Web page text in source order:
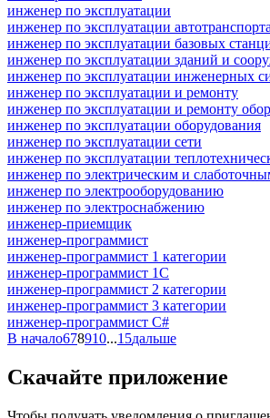
инженер по эксплуатации
инженер по эксплуатации автотранспорта
инженер по эксплуатации базовых
инженер по эксплуатации зданий и
инженер по эксплуатации инженерных
инженер по эксплуатации и ремонту
инженер по эксплуатации и ремонту
инженер по эксплуатации оборудования
инженер по эксплуатации сети
инженер по эксплуатации
инженер по электрическим и
инженер по электрооборудованию
инженер по электроснабжению
инженер-приемщик
инженер-программист
инженер-программист 1 категории
инженер-программист 1С
инженер-программист 2 категории
инженер-программист 3 категории
инженер-программист C#
В начало678910...15дальше
Скачайте приложение